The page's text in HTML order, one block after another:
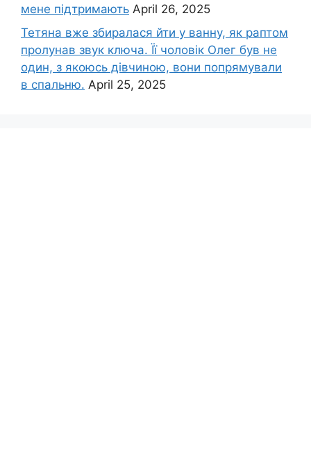
мене підтримають April 26, 2025
Тетяна вже збиралася йти у ванну, як раптом
пролунав звук ключа. Її чоловік Олег був не
один, з якоюсь дівчиною, вони попрямували
в спальню. April 25, 2025